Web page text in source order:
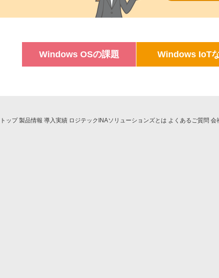
Windows OSの課題 Windows IoT
トップ 製品情報 導入実績 ロジテックINAソリューションズとは よくあるご質問 会